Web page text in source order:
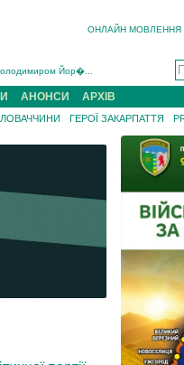
ОНЛАЙН МОВЛЕННЯ
Йор�...
два роки �...
(ФОТО)[/gree...
(ФОТО)...
АНОНСИ АРХІВ
ГЕРОЇ ЗАКАРПАТТЯ